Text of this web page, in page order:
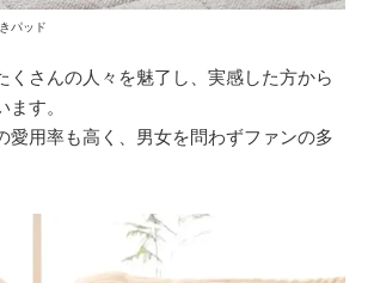
パッド
くさんの人々を魅了し、実感した方から
す。
愛用率も高く、男女を問わずファンの多